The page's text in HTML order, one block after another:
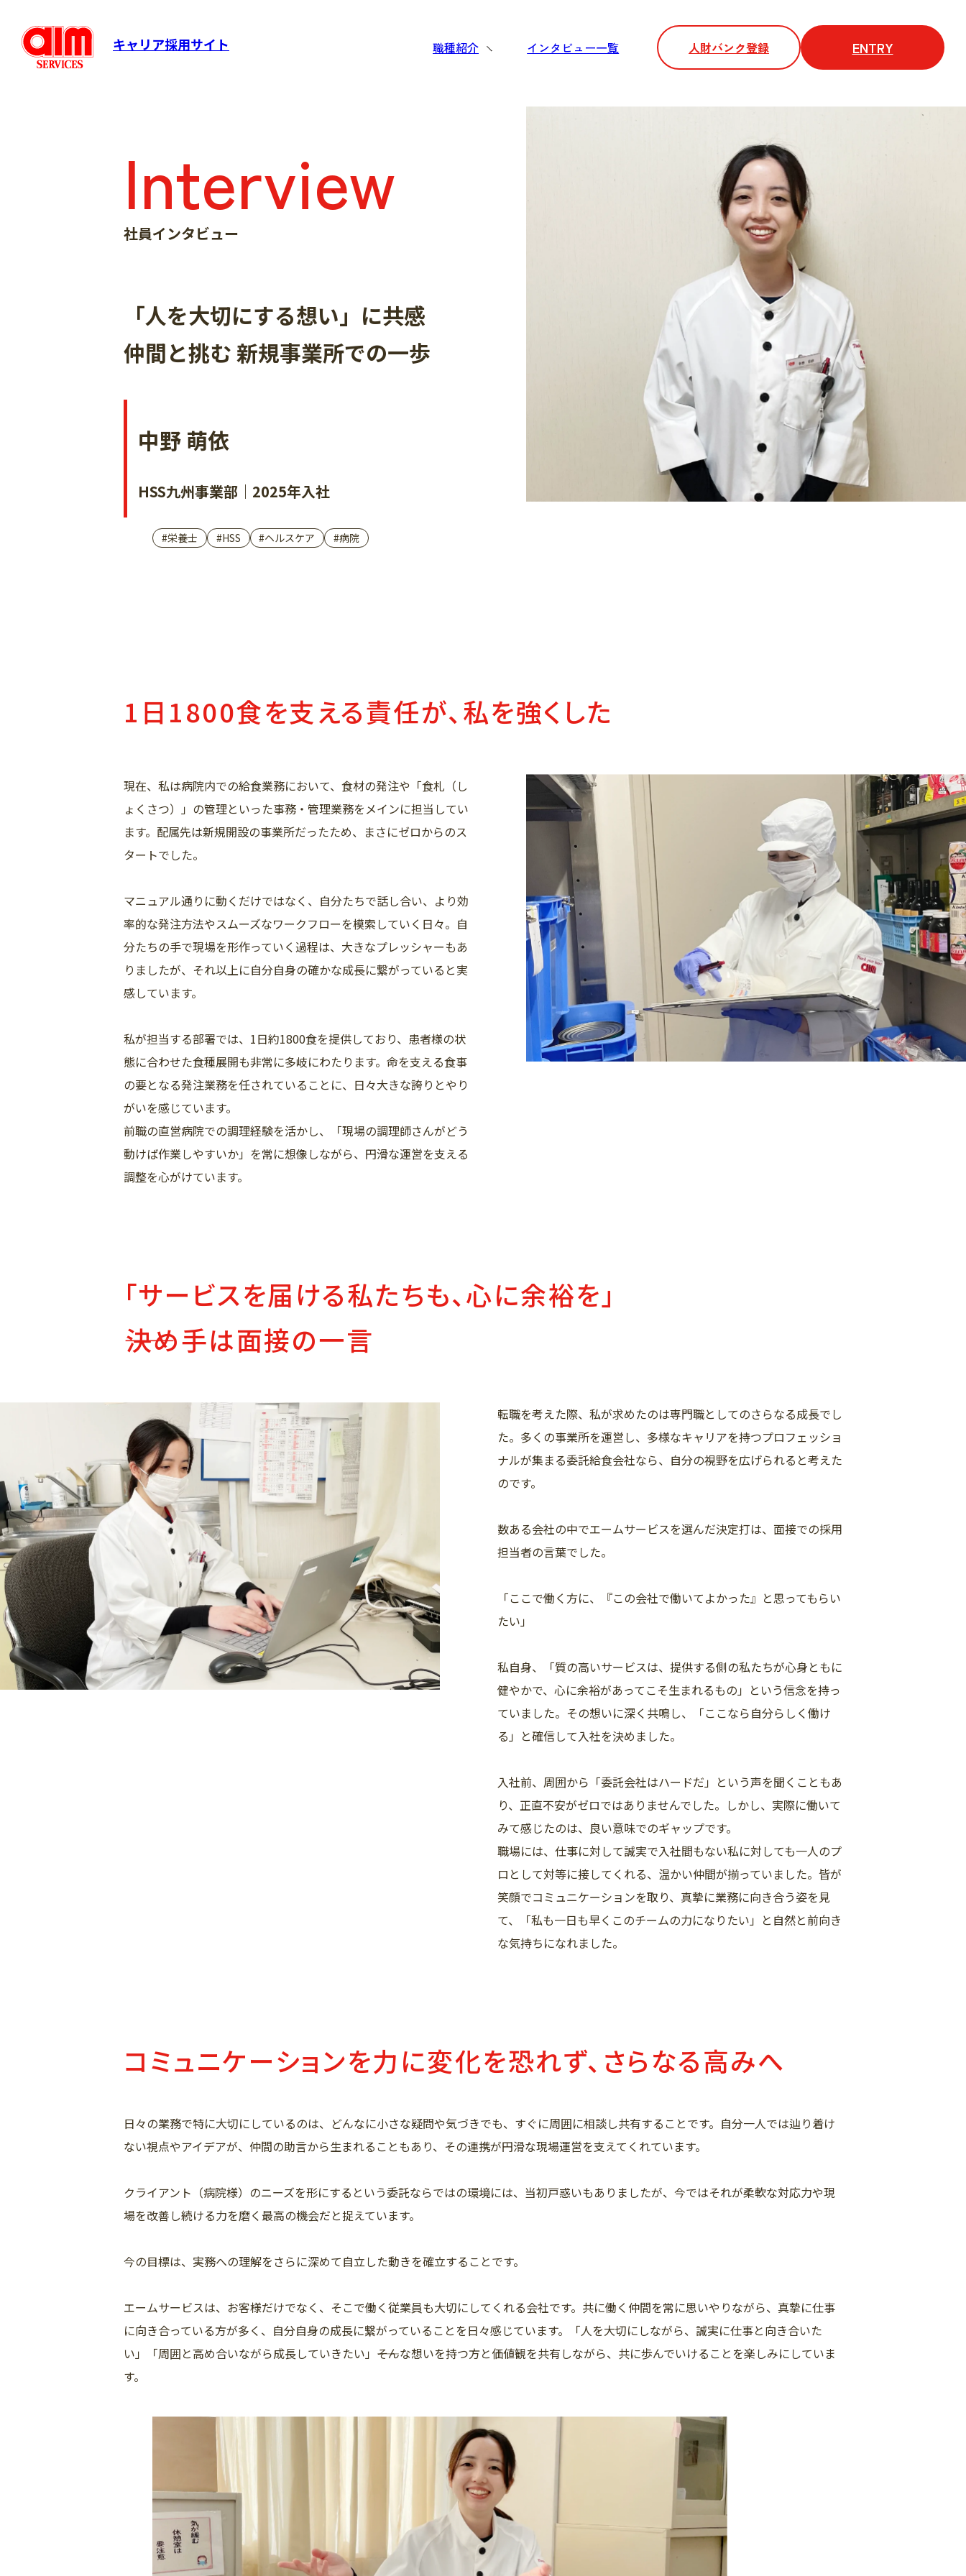
キャリア採用サイト 職種紹介 インタビュー一覧 人財バンク登録 ENTRY
Interview
社員インタビュー
「人を大切にする想い」に共感
仲間と挑む 新規事業所での一歩
中野 萌依
HSS九州事業部｜2025年入社
#栄養士 #HSS #ヘルスケア #病院
1日1800食を支える責任が、私を強くした
現在、私は病院内での給食業務において、食材の発注や「食札（し
ょくさつ）」の管理といった事務・管理業務をメインに担当してい
ます。配属先は新規開設の事業所だったため、まさにゼロからのス
タートでした。
マニュアル通りに動くだけではなく、自分たちで話し合い、より効
率的な発注方法やスムーズなワークフローを模索していく日々。自
分たちの手で現場を形作っていく過程は、大きなプレッシャーもあ
りましたが、それ以上に自分自身の確かな成長に繋がっていると実
感しています。
私が担当する部署では、1日約1800食を提供しており、患者様の状
態に合わせた食種展開も非常に多岐にわたります。命を支える食事
の要となる発注業務を任されていることに、日々大きな誇りとやり
がいを感じています。
前職の直営病院での調理経験を活かし、「現場の調理師さんがどう
動けば作業しやすいか」を常に想像しながら、円滑な運営を支える
調整を心がけています。
「サービスを届ける私たちも、心に余裕を」
――決め手は面接の一言
転職を考えた際、私が求めたのは専門職としてのさらなる成長でし
た。多くの事業所を運営し、多様なキャリアを持つプロフェッショ
ナルが集まる委託給食会社なら、自分の視野を広げられると考えた
のです。
数ある会社の中でエームサービスを選んだ決定打は、面接での採用
担当者の言葉でした。
「ここで働く方に、『この会社で働いてよかった』と思ってもらい
たい」
私自身、「質の高いサービスは、提供する側の私たちが心身ともに
健やかで、心に余裕があってこそ生まれるもの」という信念を持っ
ていました。その想いに深く共鳴し、「ここなら自分らしく働け
る」と確信して入社を決めました。
入社前、周囲から「委託会社はハードだ」という声を聞くこともあ
り、正直不安がゼロではありませんでした。しかし、実際に働いて
みて感じたのは、良い意味でのギャップです。
職場には、仕事に対して誠実で入社間もない私に対しても一人のプ
ロとして対等に接してくれる、温かい仲間が揃っていました。皆が
笑顔でコミュニケーションを取り、真摯に業務に向き合う姿を見
て、「私も一日も早くこのチームの力になりたい」と自然と前向き
な気持ちになれました。
コミュニケーションを力に変化を恐れず、さらなる高みへ
日々の業務で特に大切にしているのは、どんなに小さな疑問や気づきでも、すぐに周囲に相談し共有することです。自分一人では辿り着け
ない視点やアイデアが、仲間の助言から生まれることもあり、その連携が円滑な現場運営を支えてくれています。
クライアント（病院様）のニーズを形にするという委託ならではの環境には、当初戸惑いもありましたが、今ではそれが柔軟な対応力や現
場を改善し続ける力を磨く最高の機会だと捉えています。
今の目標は、実務への理解をさらに深めて自立した動きを確立することです。
エームサービスは、お客様だけでなく、そこで働く従業員も大切にしてくれる会社です。共に働く仲間を常に思いやりながら、真摯に仕事
に向き合っている方が多く、自分自身の成長に繋がっていることを日々感じています。「人を大切にしながら、誠実に仕事と向き合いた
い」「周囲と高め合いながら成長していきたい」――そんな想いを持つ方と価値観を共有しながら、共に歩んでいけることを楽しみにしていま
す。